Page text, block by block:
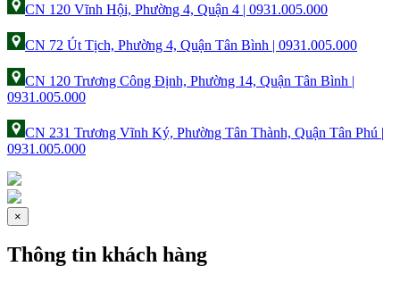
CN 120 Vĩnh Hội, Phường 4, Quận 4 | 0931.005.000
CN 72 Út Tịch, Phường 4, Quận Tân Bình | 0931.005.000
CN 120 Trương Công Định, Phường 14, Quận Tân Bình |
0931.005.000
CN 231 Trương Vĩnh Ký, Phường Tân Thành, Quận Tân Phú |
0931.005.000
×
Thông tin khách hàng